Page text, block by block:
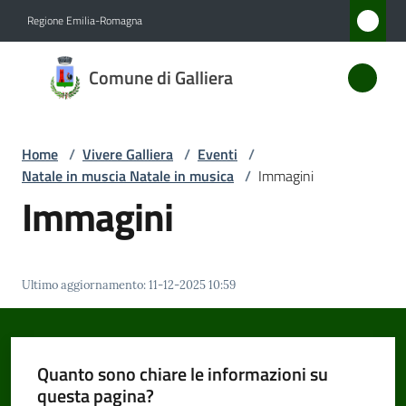
Regione Emilia-Romagna
Comune di Galliera
Comune
di
Servizi
Vivere
Galliera
Menu selezionato
Home / Vivere Galliera / Eventi /
Natale in muscia Natale in musica / Immagini
Immagini
Ultimo aggiornamento:11-12-2025 10:59
Quanto sono chiare le informazioni su
questa pagina?